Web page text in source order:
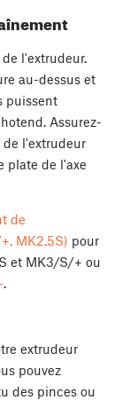
l'extrudeur.
au-dessus et
puissent
Assurez-
l'extrudeur
plate de l'axe
de
MK2.5S) pour
et MK3/S/+ ou
.
extrudeur
pouvez
des pinces ou